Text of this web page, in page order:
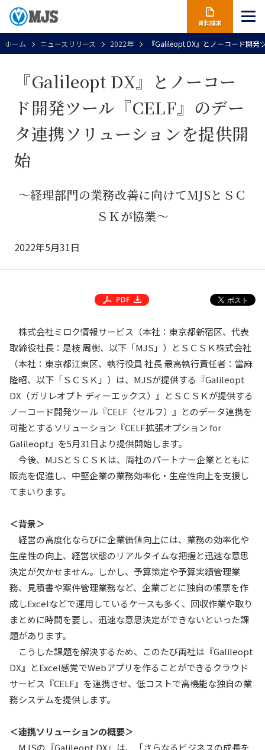
資料請求
ホーム ニュースリリース 2022年 『Galileopt DX』とノーコード開発
『Galileopt DX』とノーコー
ド開発ツール『CELF』のデー
タ連携ソリューションを提供開
始
～経理部門の業務改善に向けてMJSとＳＣ
ＳＫが協業～
2022年5月31日
株式会社ミロク情報サービス（本社：東京都新宿区、代表
取締役社長：是枝 周樹、以下「MJS」）とＳＣＳＫ株式会社
（本社：東京都江東区、執行役員 社長 最高執行責任者：當麻
隆昭、以下「ＳＣＳＫ」）は、MJSが提供する『Galileopt
DX（ガリレオプト ディーエックス）』とＳＣＳＫが提供する
ノーコード開発ツール『CELF（セルフ）』とのデータ連携を
可能とするソリューション『CELF拡張オプション for
Galileopt』を5月31日より提供開始します。
今後、MJSとＳＣＳＫは、両社のパートナー企業とともに
販売を促進し、中堅企業の業務効率化・生産性向上を支援し
てまいります。
＜背景＞
経営の高度化ならびに企業価値向上には、業務の効率化や
生産性の向上、経営状態のリアルタイムな把握と迅速な意思
決定が欠かせません。しかし、予算策定や予算実績管理業
務、見積書や案件管理業務など、企業ごとに独自の帳票を作
成しExcelなどで運用しているケースも多く、回収作業や取り
まとめに時間を要し、迅速な意思決定ができないといった課
題があります。
こうした課題を解決するため、このたび両社は『Galileopt
DX』とExcel感覚でWebアプリを作ることができるクラウド
サービス『CELF』を連携させ、低コストで高機能な独自の業
務システムを提供します。
＜連携ソリューションの概要＞
MJSの『Galileopt DX』は、「さらなるビジネスの成長を